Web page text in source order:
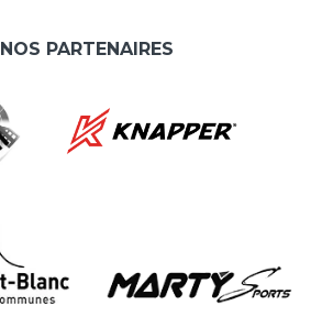
NOS PARTENAIRES